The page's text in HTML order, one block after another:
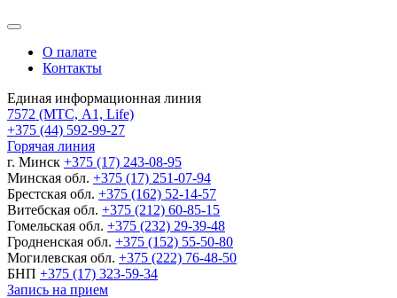
О палате
Контакты
Единая информационная линия
7572 (МТС, A1, Life)
+375 (44) 592-99-27
Горячая линия
г. Минск +375 (17) 243-08-95
Минская обл. +375 (17) 251-07-94
Брестская обл. +375 (162) 52-14-57
Витебская обл. +375 (212) 60-85-15
Гомельская обл. +375 (232) 29-39-48
Гродненская обл. +375 (152) 55-50-80
Могилевская обл. +375 (222) 76-48-50
БНП +375 (17) 323-59-34
Запись на прием